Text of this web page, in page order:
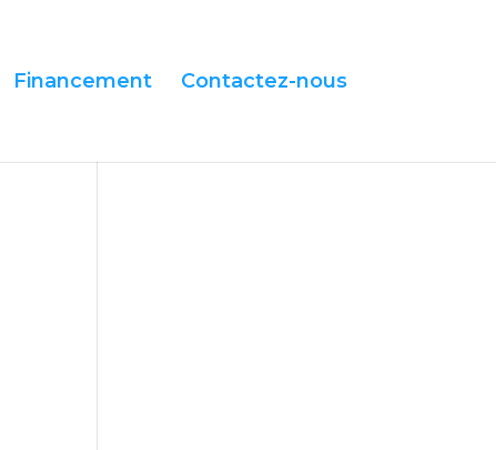
Financement Contactez-nous